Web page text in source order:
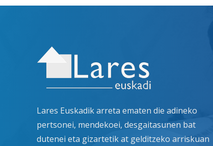
Lares Euskadik arreta ematen die adineko
pertsonei, mendekoei, desgaitasunen bat
dutenei eta gizartetik at gelditzeko arriskuan